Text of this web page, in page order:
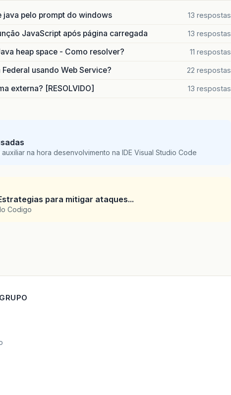
java pelo prompt do windows 13 respostas
JavaScript após página carregada 13 respostas
heap space - Como resolver? 11 respostas
usando Web Service? 22 respostas
externa? [RESOLVIDO] 13 respostas
na hora desenvolvimento na IDE Visual Studio Code
para mitigar ataques...
Codigo